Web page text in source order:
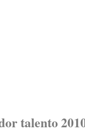
talento